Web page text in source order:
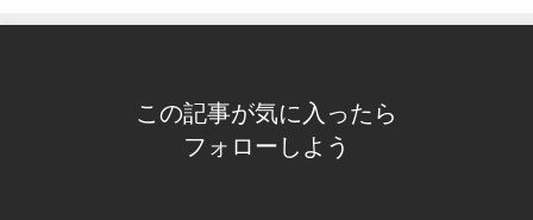
この記事が気に入ったら
フォローしよう